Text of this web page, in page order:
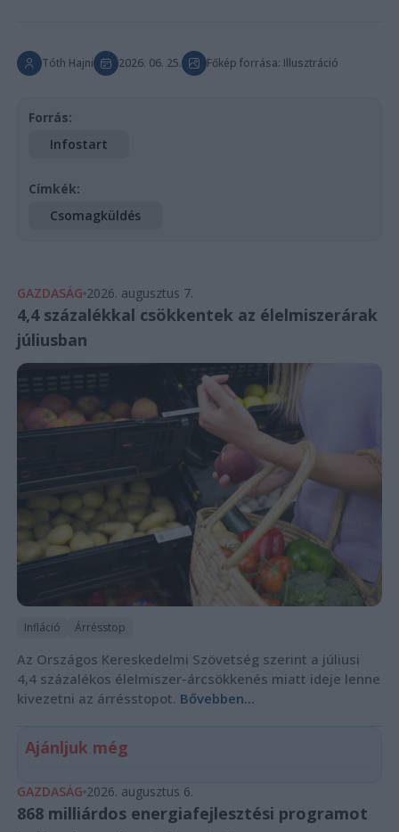
Tóth Hajni 2026. 06. 25. Főkép forrása: Illusztráció
Forrás:
Infostart
Címkék:
Csomagküldés
GAZDASÁG 2026. augusztus 7.
4,4 százalékkal csökkentek az élelmiszerárak
júliusban
Infláció Árrésstop
Az Országos Kereskedelmi Szövetség szerint a júliusi
4,4 százalékos élelmiszer-árcsökkenés miatt ideje lenne
kivezetni az árrésstopot. Bővebben...
Ajánljuk még
GAZDASÁG 2026. augusztus 6.
868 milliárdos energiafejlesztési programot